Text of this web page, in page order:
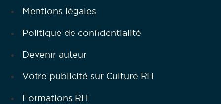
Mentions légales
Politique de confidentialité
Devenir auteur
Votre publicité sur Culture RH
Formations RH